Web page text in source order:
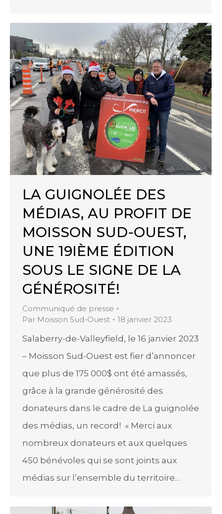
LA GUIGNOLÉE DES
MÉDIAS, AU PROFIT DE
MOISSON SUD-OUEST,
UNE 19IÈME ÉDITION
SOUS LE SIGNE DE LA
GÉNÉROSITÉ!
Communiqué de presse
Par Moisson Sud-Ouest 18 janvier 2023
Salaberry-de-Valleyfield, le 16 janvier 2023
– Moisson Sud-Ouest est fier d’annoncer
que plus de 175 000$ ont été amassés,
grâce à la grande générosité des
donateurs dans le cadre de La guignolée
des médias, un record! « Merci aux
nombreux donateurs et aux quelques
450 bénévoles qui se sont joints aux
médias sur l’ensemble du territoire…